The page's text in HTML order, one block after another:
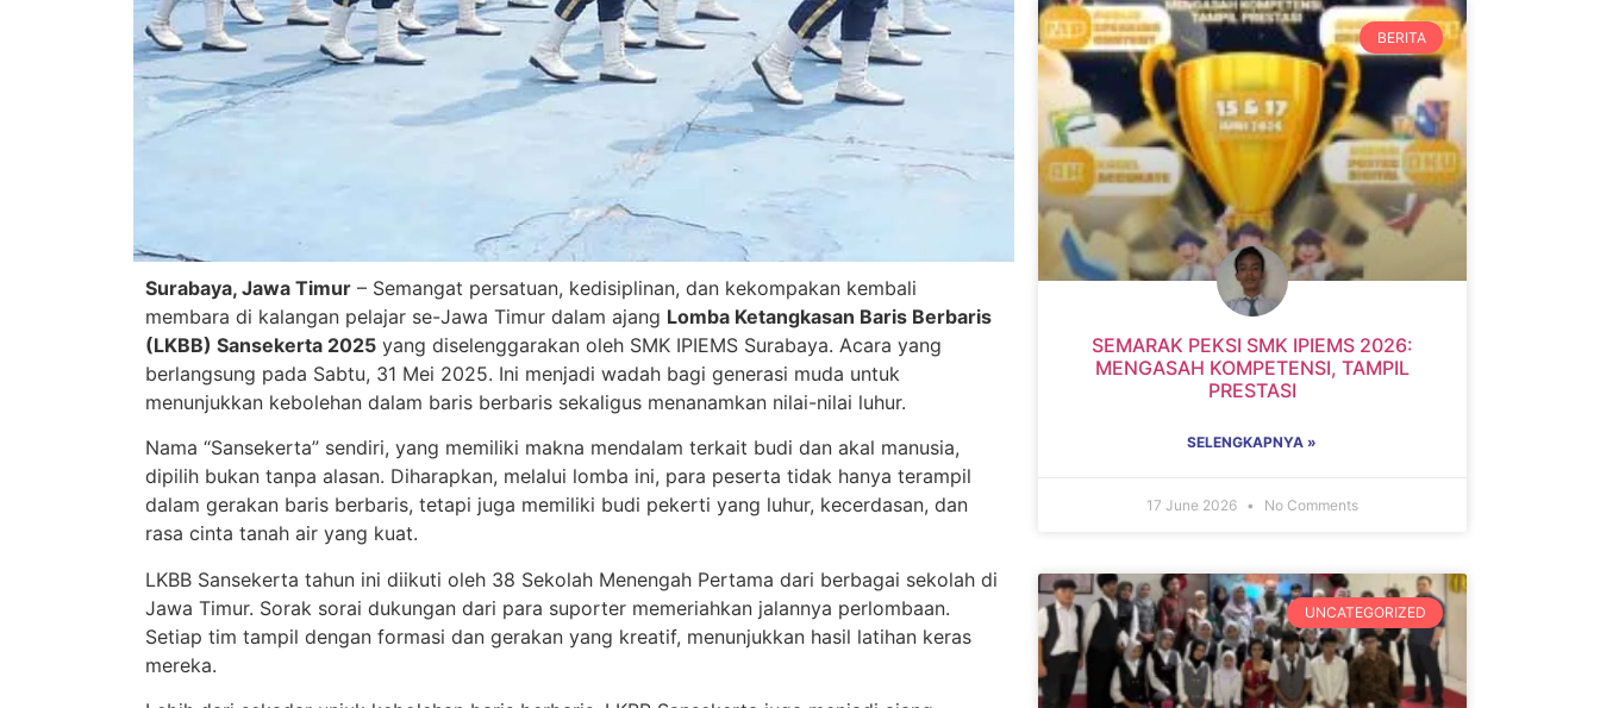
Surabaya, Jawa Timur – Semangat persatuan, kedisiplinan, dan kekompakan kembali
membara di kalangan pelajar se-Jawa Timur dalam ajang Lomba Ketangkasan Baris Berbaris
(LKBB) Sansekerta 2025 yang diselenggarakan oleh SMK IPIEMS Surabaya. Acara yang
berlangsung pada Sabtu, 31 Mei 2025. Ini menjadi wadah bagi generasi muda untuk
menunjukkan kebolehan dalam baris berbaris sekaligus menanamkan nilai-nilai luhur.
Nama “Sansekerta” sendiri, yang memiliki makna mendalam terkait budi dan akal manusia,
dipilih bukan tanpa alasan. Diharapkan, melalui lomba ini, para peserta tidak hanya terampil
dalam gerakan baris berbaris, tetapi juga memiliki budi pekerti yang luhur, kecerdasan, dan
rasa cinta tanah air yang kuat.
LKBB Sansekerta tahun ini diikuti oleh 38 Sekolah Menengah Pertama dari berbagai sekolah di
Jawa Timur. Sorak sorai dukungan dari para suporter memeriahkan jalannya perlombaan.
Setiap tim tampil dengan formasi dan gerakan yang kreatif, menunjukkan hasil latihan keras
mereka.
BERITA
SEMARAK PEKSI SMK IPIEMS 2026:
MENGASAH KOMPETENSI, TAMPIL
PRESTASI
SELENGKAPNYA »
17 June 2026 No Comments
UNCATEGORIZED